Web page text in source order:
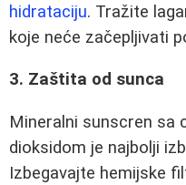
hidrataciju. Tražite
koje neće začepljivati
3. Zaštita od sunca
Mineralni sunscren sa
dioksidom je najbolji
Izbegavajte hemijske